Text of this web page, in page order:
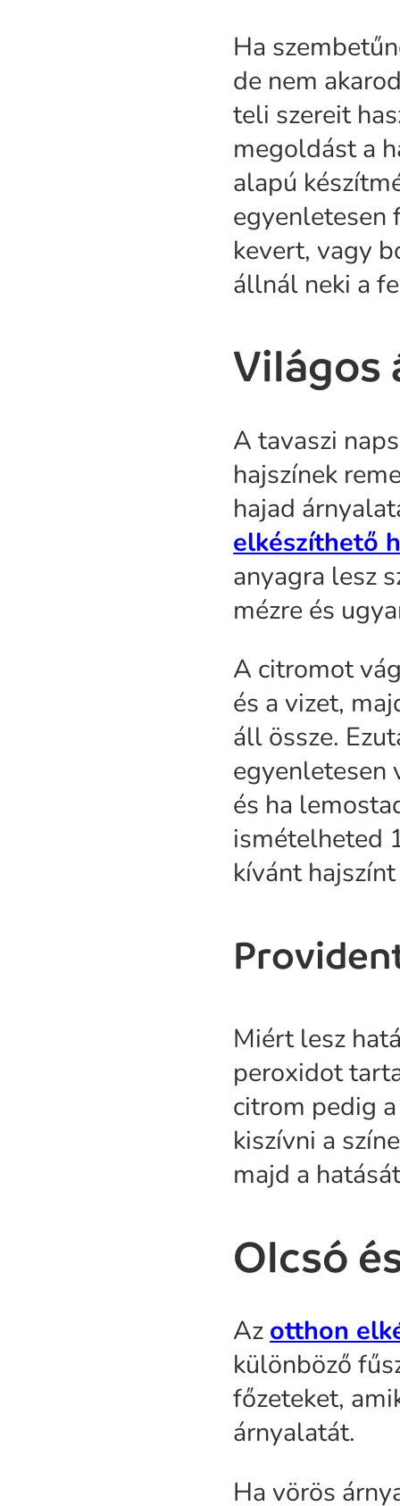
Ha
de nem
teli szereit
megoldást a
alapú
egyenletesen
kevert, vagy
állnál neki a
Világos
A tavaszi
hajszínek
hajad
elkészíthető
anyagra lesz
mézre és
A citromot
és a vizet,
áll össze.
egyenletesen
és ha
ismételheted
kívánt
Miért lesz
peroxidot
citrom pedig
kiszívni a
majd a
Olcsó
Az otthon
különböző
főzeteket,
árnyalatát.
Ha vörös